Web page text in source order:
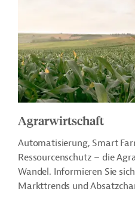
Agrarwirtschaft
Automatisierung, Smart
Ressourcenschutz – die
Wandel. Informieren Sie
Markttrends und